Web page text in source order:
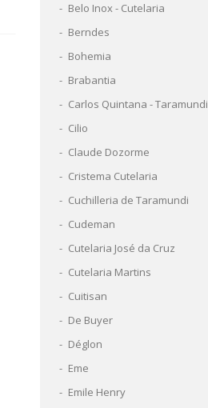
Belo Inox - Cutelaria
Berndes
Bohemia
Brabantia
Carlos Quintana - Taramundi
Cilio
Claude Dozorme
Cristema Cutelaria
Cuchilleria de Taramundi
Cudeman
Cutelaria José da Cruz
Cutelaria Martins
Cuitisan
De Buyer
Déglon
Eme
Emile Henry